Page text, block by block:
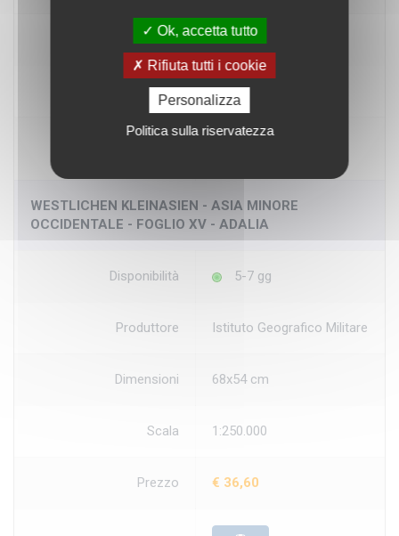
Dimensioni 32x42 cm
Prezzo € 36,60
WESTLICHEN KLEINASIEN - ASIA MINORE
OCCIDENTALE - FOGLIO XV - ADALIA
Disponibilità 5-7 gg
Produttore Istituto Geografico Militare
Dimensioni 68x54 cm
Scala 1:250.000
Prezzo € 36,60
Ok, accetta tutto
Rifiuta tutti i cookie
Personalizza
Politica sulla riservatezza